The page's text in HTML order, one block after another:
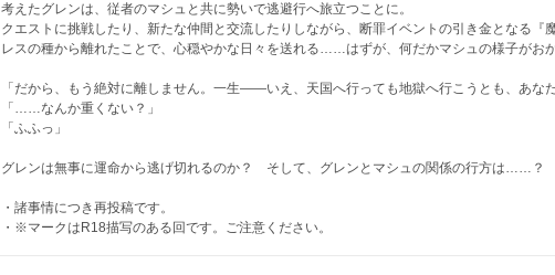
考えたグレンは、従者のマシュと共に勢いで逃避行へ旅立つことに。
クエストに挑戦したり、新たな仲間と交流したりしながら、断罪イベントの引き金となる『
レスの種から離れたことで、心穏やかな日々を送れる……はずが、何だかマシュの様子が
「だから、もう絶対に離しません。一生――いえ、天国へ行っても地獄へ行こうとも、あな
「……なんか重くない？」
「ふふっ」
グレンは無事に運命から逃げ切れるのか？ そして、グレンとマシュの関係の行方は……？
・諸事情につき再投稿です。
・※マークはR18描写のある回です。ご注意ください。